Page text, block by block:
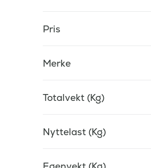
Pris
Merke
Totalvekt (Kg)
Nyttelast (Kg)